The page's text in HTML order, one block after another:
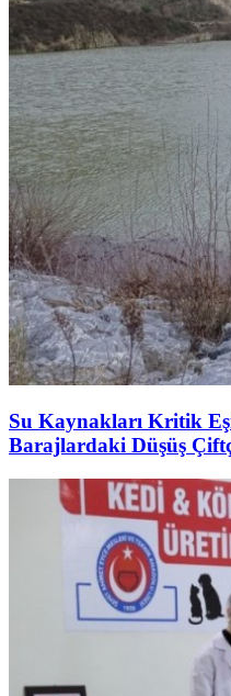
Su Kaynakları Kritik
Barajlardaki Düşüş